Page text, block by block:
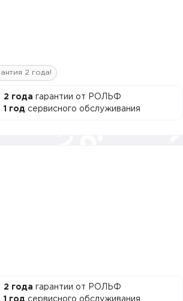
2 года!
2 года гарантии от РОЛЬФ
1 год сервисного обслуживания
2 года гарантии от РОЛЬФ
1 год сервисного обслуживания